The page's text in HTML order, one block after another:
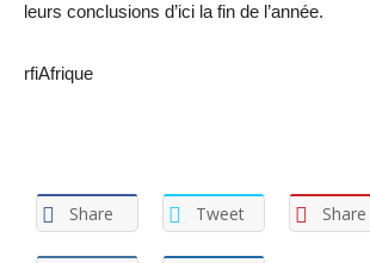
leurs conclusions d’ici la fin de l’année.
rfiAfrique
Share Tweet Share